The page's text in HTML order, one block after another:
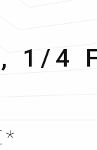
1/4